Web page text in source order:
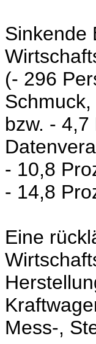
Sinkende
(- 296
bzw. - 4,7
- 10,8
- 14,8
Eine
Mess-,